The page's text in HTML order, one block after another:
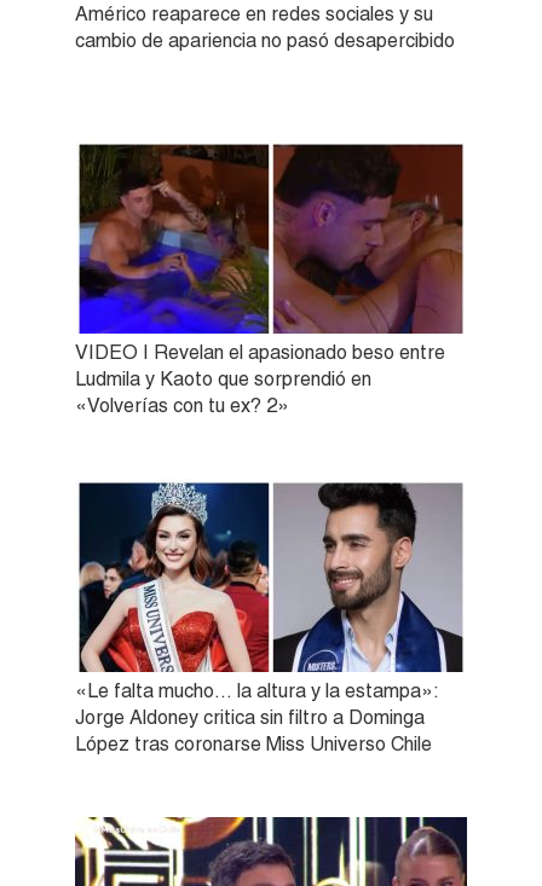
Américo reaparece en redes sociales y su
cambio de apariencia no pasó desapercibido
VIDEO | Revelan el apasionado beso entre
Ludmila y Kaoto que sorprendió en
«Volverías con tu ex? 2»
«Le falta mucho… la altura y la estampa»:
Jorge Aldoney critica sin filtro a Dominga
López tras coronarse Miss Universo Chile